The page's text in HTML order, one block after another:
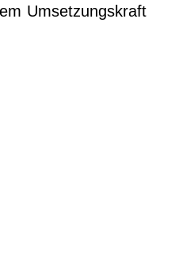
Umsetzungskraft